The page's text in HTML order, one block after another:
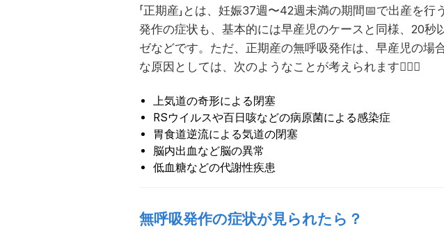
「正期産」とは、妊娠37週〜42週未満の期間📅で出産を行
発作の症状も、基本的には早産児のケースと同様、20
ゼなどです。ただ、正期産の無呼吸発作は、早産児の
な原因としては、次のようなことが考えられます💁🏻‍♀️
上気道の奇形による閉塞
RSウイルスや百日咳などの病原菌による感染症
胃食道逆流による気道の閉塞
脳内出血など脳の異常
低血糖などの代謝性疾患
無呼吸発作の症状が見られたら？